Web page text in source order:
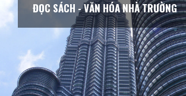
ĐỌC SÁCH - VĂN HÓA NHÀ TRƯỜNG